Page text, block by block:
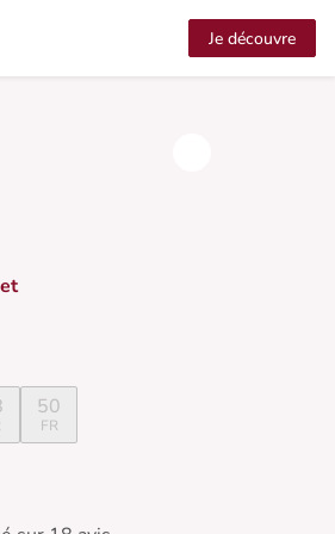
Je découvre
50
FR